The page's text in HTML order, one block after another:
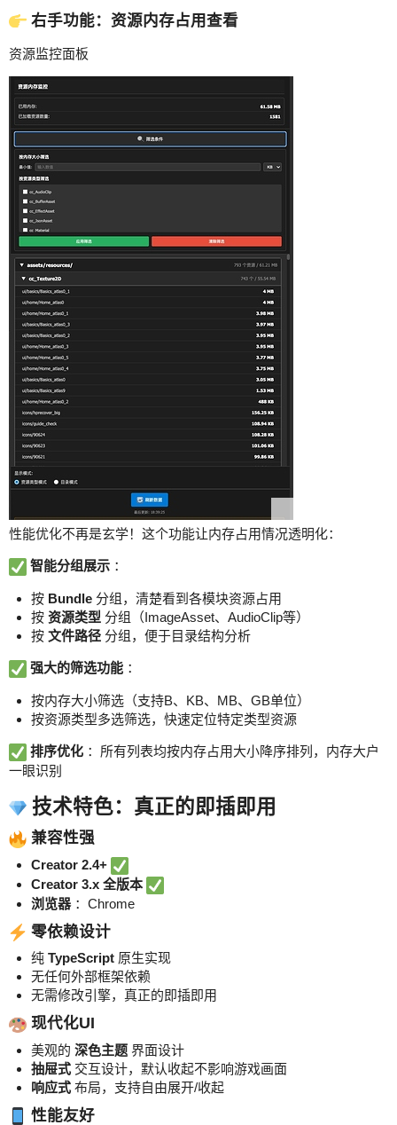
右手功能：资源内存占用查看
资源监控面板
性能优化不再是玄学！这个功能让内存占用情况透明化：
智能分组展示 ：
按 Bundle 分组，清楚看到各模块资源占用
按 资源类型 分组（ImageAsset、AudioClip等）
按 文件路径 分组，便于目录结构分析
强大的筛选功能 ：
按内存大小筛选（支持B、KB、MB、GB单位）
按资源类型多选筛选，快速定位特定类型资源
排序优化 ：所有列表均按内存占用大小降序排列，内存大户
一眼识别
技术特色：真正的即插即用
兼容性强
Creator 2.4+
Creator 3.x 全版本
浏览器：Chrome
零依赖设计
纯 TypeScript 原生实现
无任何外部框架依赖
无需修改引擎，真正的即插即用
现代化UI
美观的 深色主题 界面设计
抽屉式 交互设计，默认收起不影响游戏画面
响应式 布局，支持自由展开/收起
性能友好